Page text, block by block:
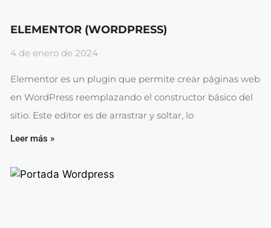
ELEMENTOR (WORDPRESS)
4 de enero de 2024
Elementor es un plugin que permite crear páginas web
en WordPress reemplazando el constructor básico del
sitio. Este editor es de arrastrar y soltar, lo
Leer más »